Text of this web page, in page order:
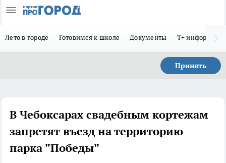
Лето в городе Готовимся к школе Документы Т+
Принять
В Чебоксарах свадебным кортежам
запретят въезд на территорию
парка "Победы"